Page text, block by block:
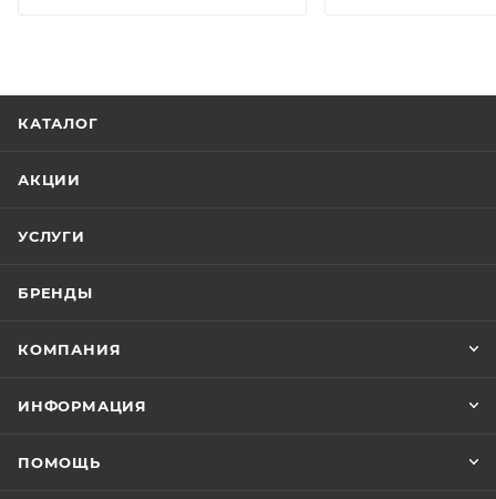
КАТАЛОГ
АКЦИИ
УСЛУГИ
БРЕНДЫ
КОМПАНИЯ
ИНФОРМАЦИЯ
ПОМОЩЬ